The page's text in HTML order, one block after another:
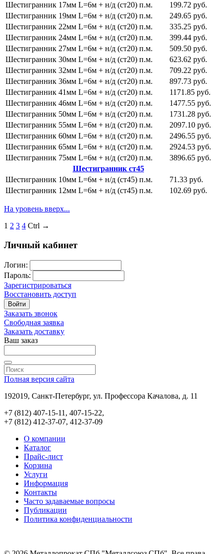
Шестигранник 17мм L=6м + н/д (ст20) п.м.
199.72 руб.
Шестигранник 19мм L=6м + н/д (ст20) п.м.
249.65 руб.
Шестигранник 22мм L=6м + н/д (ст20) п.м.
335.25 руб.
Шестигранник 24мм L=6м + н/д (ст20) п.м.
399.44 руб.
Шестигранник 27мм L=6м + н/д (ст20) п.м.
509.50 руб.
Шестигранник 30мм L=6м + н/д (ст20) п.м.
623.62 руб.
Шестигранник 32мм L=6м + н/д (ст20) п.м.
709.22 руб.
Шестигранник 36мм L=6м + н/д (ст20) п.м.
897.73 руб.
Шестигранник 41мм L=6м + н/д (ст20) п.м.
1171.85 руб.
Шестигранник 46мм L=6м + н/д (ст20) п.м.
1477.55 руб.
Шестигранник 50мм L=6м + н/д (ст20) п.м.
1731.28 руб.
Шестигранник 55мм L=6м + н/д (ст20) п.м.
2097.10 руб.
Шестигранник 60мм L=6м + н/д (ст20) п.м.
2496.55 руб.
Шестигранник 65мм L=6м + н/д (ст20) п.м.
2924.53 руб.
Шестигранник 75мм L=6м + н/д (ст20) п.м.
3896.65 руб.
Шестигранник ст45
Шестигранник 10мм L=6м + н/д (ст45) п.м.
71.33 руб.
Шестигранник 12мм L=6м + н/д (ст45) п.м. 102.69 руб.
На уровень вверх...
1 2 3 4 Ctrl →
Личный кабинет
Логин:
Пароль:
Зарегистрироваться
Восстановить доступ
Войти
Заказать звонок
Свободная заявка
Заказать доставку
Ваш заказ
Полная версия сайта
192019, Санкт-Петербург, ул. Профессора Качалова, д. 11
+7 (812) 407-15-11, 407-15-22,
+7 (812) 412-37-07, 412-37-09
О компании
Каталог
Прайс-лист
Корзина
Услуги
Информация
Контакты
Часто задаваемые вопросы
Публикации
Политика конфиденциальности